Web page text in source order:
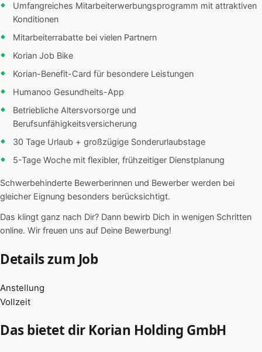
Umfangreiches Mitarbeiterwerbungsprogramm mit attraktiven
Konditionen
Mitarbeiterrabatte bei vielen Partnern
Korian Job Bike
Korian-Benefit-Card für besondere Leistungen
Humanoo Gesundheits-App
Betriebliche Altersvorsorge und
Berufsunfähigkeitsversicherung
30 Tage Urlaub + großzügige Sonderurlaubstage
5-Tage Woche mit flexibler, frühzeitiger Dienstplanung
Schwerbehinderte Bewerberinnen und Bewerber werden bei
gleicher Eignung besonders berücksichtigt.
Das klingt ganz nach Dir? Dann bewirb Dich in wenigen Schritten
online. Wir freuen uns auf Deine Bewerbung!
Details zum Job
Anstellung
Vollzeit
Das bietet dir Korian Holding GmbH